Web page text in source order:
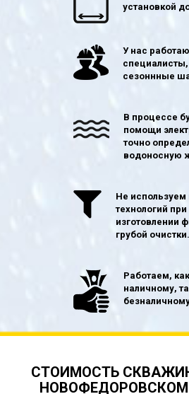
установкой
У нас
специалисты,
сезоннные
В процессе
помощи
точно
водоносную
Не
технологий при
изготовлении
грубой очистки.
Работаем,
наличному,
СТОИМОСТЬ